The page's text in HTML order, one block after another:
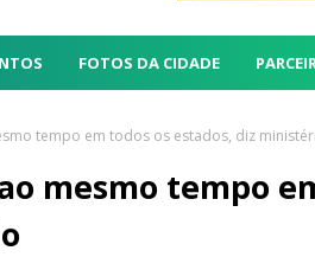
FOTOS DA CIDADE
tempo em todos os estados, diz
mesmo tempo